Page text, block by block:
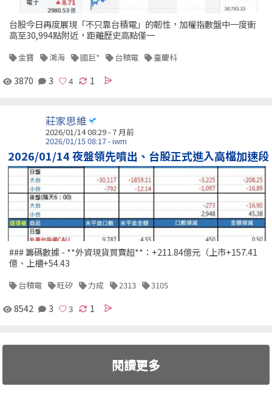
台股今日再度展現「不只靠台積電」的韌性，加權指數盤中一度衝
高至30,994點附近，距離歷史高點僅一
金寶 鴻海 國巨* 台積電 臺慶科
3870 3 1
莊家思維
2026/01/14 08:29 - 7 月前
2026/01/15 08:17 - iwm
2026/01/14 夜盤領先噴出、台股正式進入高檔加速段
### 籌碼數據 - **外資現貨買賣超**：+211.84億元（上市+157.41
億、上櫃+54.43
台積電 旺矽 力成 2313 3105
8542 3 1
閱讀更多